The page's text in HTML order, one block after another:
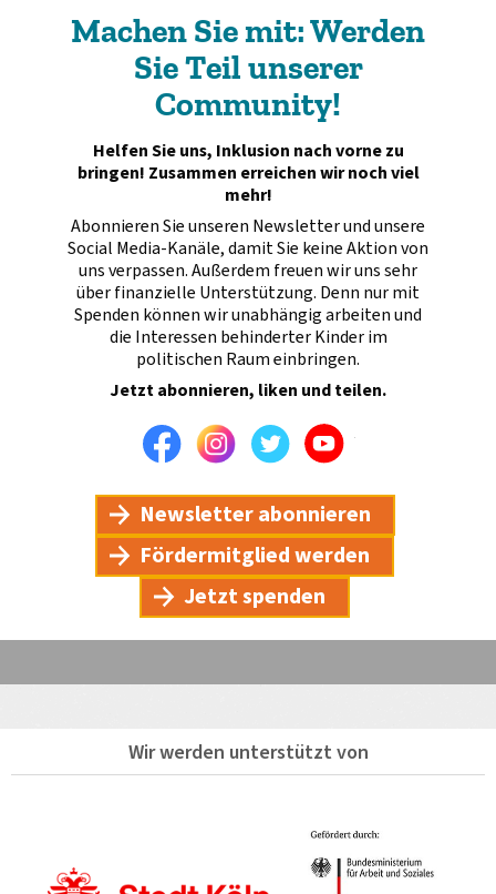
Machen Sie mit: Werden
Sie Teil unserer
Community!
Helfen Sie uns, Inklusion nach vorne zu
bringen! Zusammen erreichen wir noch viel
mehr!
Abonnieren Sie unseren Newsletter und unsere
Social Media-Kanäle, damit Sie keine Aktion von
uns verpassen. Außerdem freuen wir uns sehr
über finanzielle Unterstützung. Denn nur mit
Spenden können wir unabhängig arbeiten und
die Interessen behinderter Kinder im
politischen Raum einbringen.
Jetzt abonnieren, liken und teilen.
FacebookInstagramTwitterYoutube
Newsletter abonnieren
Fördermitglied werden
Jetzt spenden
Wir werden unterstützt von